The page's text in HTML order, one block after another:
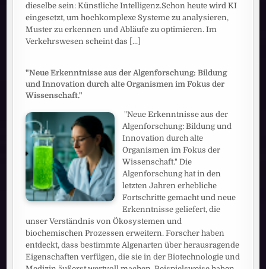
dieselbe sein: Künstliche Intelligenz.Schon heute wird KI
eingesetzt, um hochkomplexe Systeme zu analysieren,
Muster zu erkennen und Abläufe zu optimieren. Im
Verkehrswesen scheint das [...]
"Neue Erkenntnisse aus der Algenforschung: Bildung
und Innovation durch alte Organismen im Fokus der
Wissenschaft."
"Neue Erkenntnisse aus der
Algenforschung: Bildung und
Innovation durch alte
Organismen im Fokus der
Wissenschaft." Die
Algenforschung hat in den
letzten Jahren erhebliche
Fortschritte gemacht und neue
Erkenntnisse geliefert, die
unser Verständnis von Ökosystemen und
biochemischen Prozessen erweitern. Forscher haben
entdeckt, dass bestimmte Algenarten über herausragende
Eigenschaften verfügen, die sie in der Biotechnologie und